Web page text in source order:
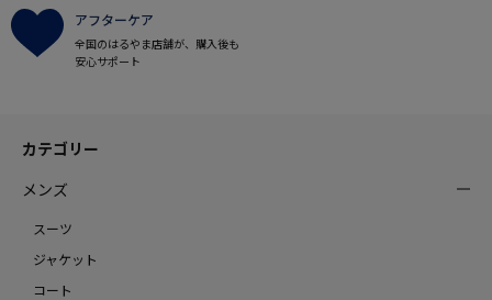
アフターケア
全国のはるやま店舗が、購入後も
安心サポート
カテゴリー
メンズ
スーツ
ジャケット
コート